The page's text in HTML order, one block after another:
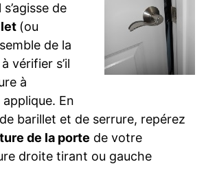
de
(ou
de la
vérifier s’il
à
En
barillet et de serrure, repérez
de la porte de votre
droite tirant ou gauche